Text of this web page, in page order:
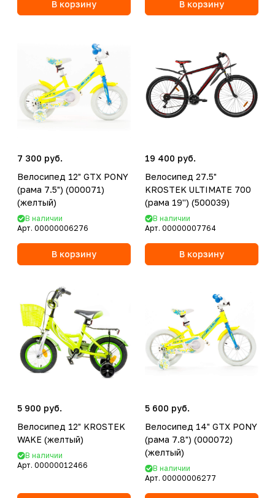
В корзину В корзину
7 300 руб.
Велосипед 12" GTX PONY
(рама 7.5") (000071)
(желтый)
В наличии
Арт. 00000006276
В корзину
19 400 руб.
Велосипед 27.5"
KROSTEK ULTIMATE 700
(рама 19'') (500039)
В наличии
Арт. 00000007764
В корзину
5 900 руб.
Велосипед 12" KROSTEK
WAKE (желтый)
В наличии
Арт. 00000012466
5 600 руб.
Велосипед 14" GTX PONY
(рама 7.8") (000072)
(желтый)
В наличии
Арт. 00000006277